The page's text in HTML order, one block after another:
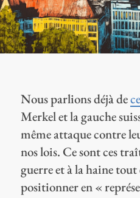
Nous parlions déjà de
Merkel et la gauche
même attaque contre
nos lois. Ce sont ces
guerre et à la haine tout
positionner en «